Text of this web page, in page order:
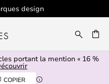
design
portant la mention « 16 %
COPIER